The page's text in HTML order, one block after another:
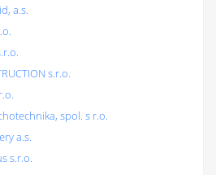
a.s.
s.r.o.
spol. s r.o.
a.s.
s.r.o.